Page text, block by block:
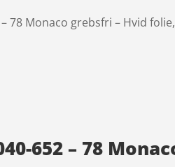
78 Monaco grebsfri – Hvid
652 – 78